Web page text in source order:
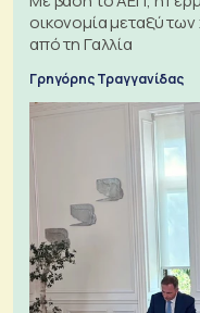
οικονομία μεταξύ
από τη Γαλλία
Γρηγόρης Τραγγανίδας